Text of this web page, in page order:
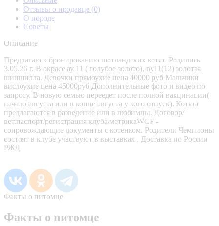
Отзывы о продавце (0)
О породе
Советы
Описание
Предлагаю к бронированию шотландских котят. Родились
3.05.26 г. В окрасе ау 11 ( голубое золото), ny11(12) золотая
шиншилла. Девочки прямоухие цена 40000 руб Мальчики
вислоухие цена 45000руб Дополнительные фото и видео по
запросу. В новую семью переедет после полной вакцинации(
начало августа или в конце августа у кого отпуск). Котята
предлагаются в разведение или в любимцы. Договор/
вет.паспорт/регистрация клуба/метрикаWCF -
сопровождающие документы с котенком. Родители Чемпионы
состоят в клубе участвуют в выставках . Доставка по России
РЖД
Факты о питомце
Факты о питомце